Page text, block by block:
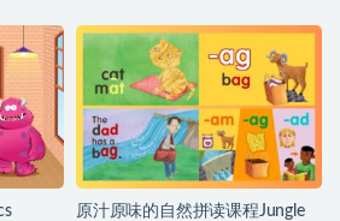
原汁原味的自然拼读课程Jungle